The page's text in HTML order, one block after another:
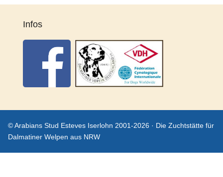
Infos
© Arabians Stud Esteves Iserlohn 2001-2026 · Die Zuchtstätte für
Dalmatiner Welpen aus NRW